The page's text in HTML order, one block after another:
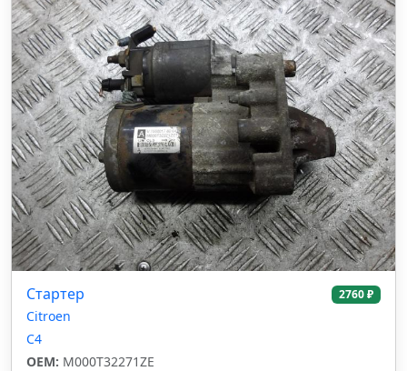
Стартер 2760 ₽
Citroen
C4
OEM: M000T32271ZE